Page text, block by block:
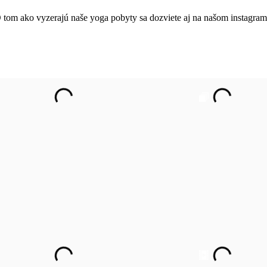
tom ako vyzerajú naše yoga pobyty sa dozviete aj na našom